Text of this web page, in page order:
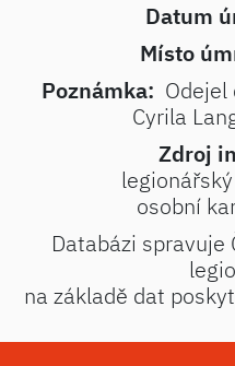
Datum
Místo
Poznámka:
Cyrila
Zdroj
osobní
Databázi spravuje
na základě dat